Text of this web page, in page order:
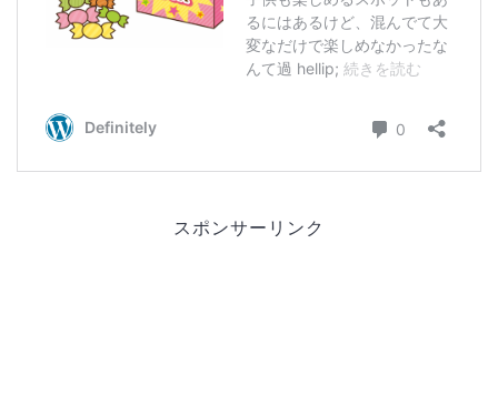
スポンサーリンク